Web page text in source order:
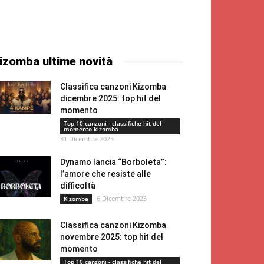
ultime novità
Classifica canzoni Kizomba
dicembre 2025: top hit del
momento
Top 10 canzoni - classifiche hit del
momento kizomba
31 Dicembre 2025
Dynamo lancia “Borboleta”:
l’amore che resiste alle
difficoltà
Kizomba 6 Dicembre 2025
Classifica canzoni Kizomba
novembre 2025: top hit del
momento
Top 10 canzoni - classifiche hit del